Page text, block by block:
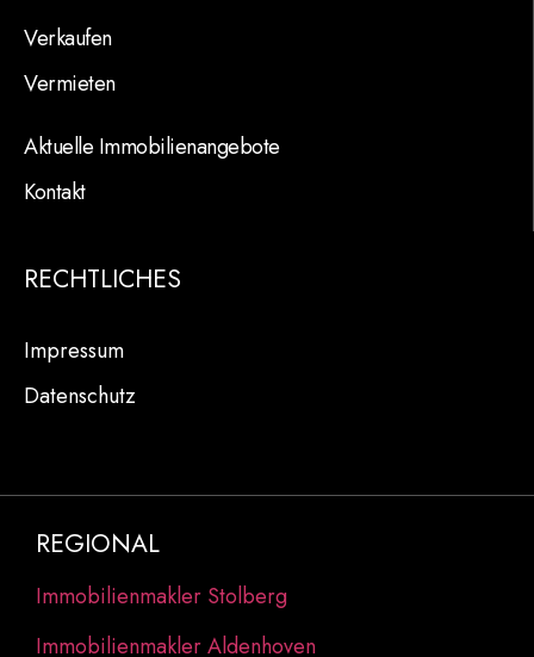
Verkaufen
Vermieten
Aktuelle Immobilienangebote
Kontakt
RECHTLICHES
Impressum
Datenschutz
REGIONAL
Immobilienmakler Stolberg
Immobilienmakler Aldenhoven